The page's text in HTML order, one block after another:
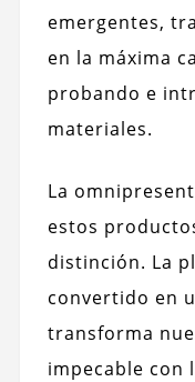
emergentes,
en la máxima
probando e
materiales.
La
estos
distinción. La
convertido en
transforma
impecable con